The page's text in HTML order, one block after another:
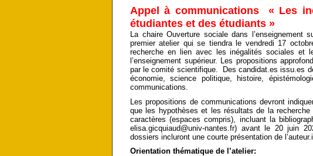
Appel à communications « Les
étudiantes et des étudiants »
La chaire Ouverture sociale dans
premier atelier qui se tiendra le vendredi 17
recherche en lien avec les inégalités sociales et
l’enseignement supérieur. Les propositions
par le comité scientifique. Des candidat.es issu.es
économie, science politique, histoire,
communications.
Les propositions de communications devront
que les hypothèses et les résultats de la
caractères (espaces compris), incluant la
elisa.gicquiaud@univ-nantes.fr) avant le 20 juin
dossiers incluront une courte présentation de
Orientation thématique de l’atelier: